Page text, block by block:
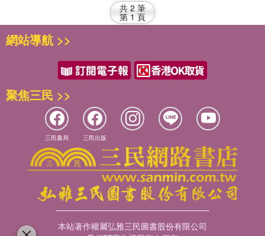
共 2 筆
第 1 頁
網站導航 >>
聚焦三民 >>
三民書局 三民出版
本站著作權屬弘雅三民圖書股份有限公司